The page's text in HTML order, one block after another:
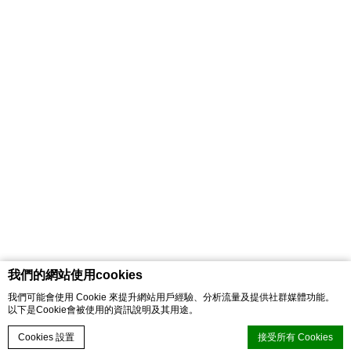
我們的網站使用cookies
我們可能會使用 Cookie 來提升網站用戶經驗、分析流量及提供社群媒體功能。
以下是Cookie會被使用的資訊說明及其用途。
Cookies 設置 接受所有 Cookies